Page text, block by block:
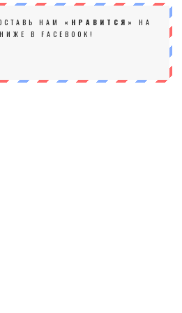
НАМ «НРАВИТСЯ»
НА
В FACEBOOK!